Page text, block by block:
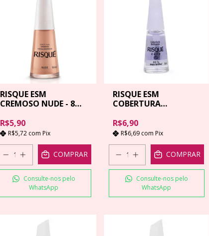
RISQUE ESM
CREMOSO NUDE - 8
R$5,90
R$5,72 com Pix
COMPRAR
Consulte-nos pelo
WhatsApp
RISQUE ESM
COBERTURA
R$6,90
R$6,69 com Pix
COMPRAR
Consulte-nos pelo
WhatsApp